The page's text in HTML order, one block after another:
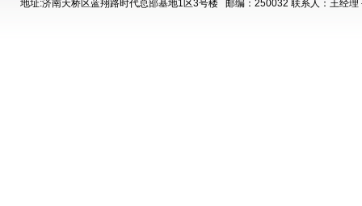
地址:济南天桥区蓝翔路时代总部基地1区3号楼 邮编：250032 联系人：王经